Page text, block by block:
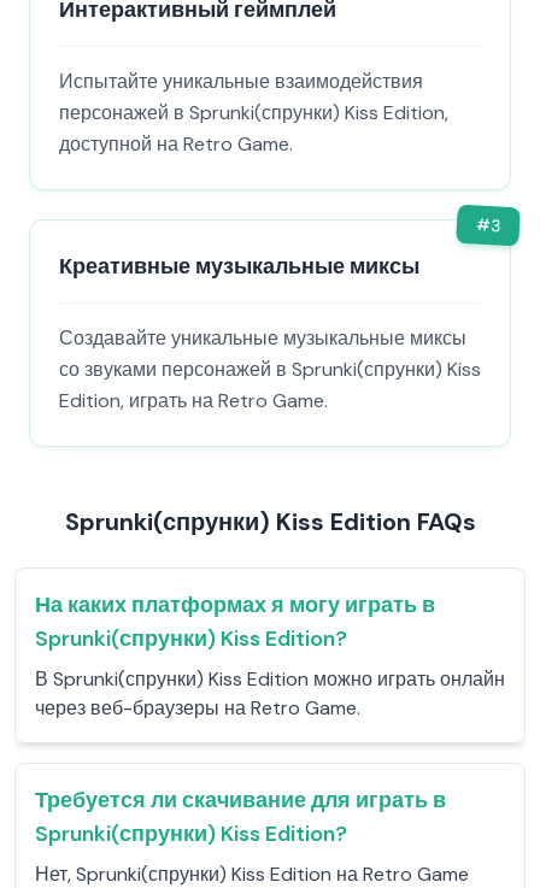
Интерактивный геймплей
Испытайте уникальные взаимодействия
персонажей в Sprunki(спрунки) Kiss Edition,
доступной на Retro Game.
#3
Креативные музыкальные миксы
Создавайте уникальные музыкальные миксы
со звуками персонажей в Sprunki(спрунки) Kiss
Edition, играть на Retro Game.
Sprunki(спрунки) Kiss Edition FAQs
На каких платформах я могу играть в
Sprunki(спрунки) Kiss Edition?
В Sprunki(спрунки) Kiss Edition можно играть онлайн
через веб-браузеры на Retro Game.
Требуется ли скачивание для играть в
Sprunki(спрунки) Kiss Edition?
Нет, Sprunki(спрунки) Kiss Edition на Retro Game